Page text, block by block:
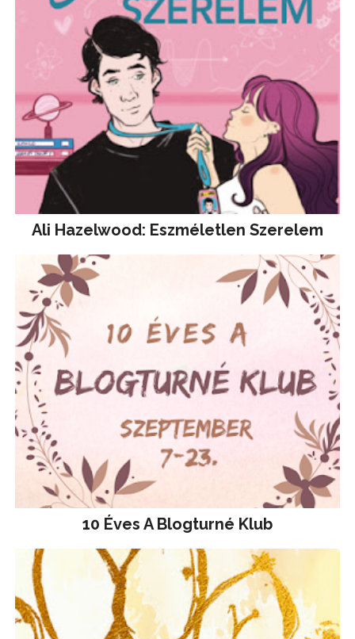
Ali Hazelwood: Eszméletlen Szerelem
10 Éves A Blogturné Klub